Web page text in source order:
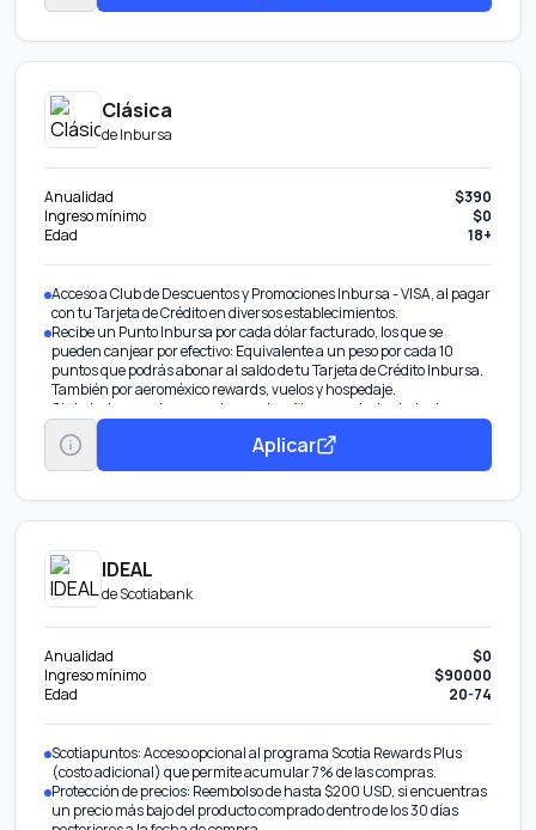
Clásica
deInbursa
Anualidad
$390
Ingreso mínimo
$0
Edad
18+
Acceso a Club de Descuentos y Promociones Inbursa - VISA, al pagar
con tu Tarjeta de Crédito en diversos establecimientos.
Recibe un Punto Inbursa por cada dólar facturado, los que se
pueden canjear por efectivo: Equivalente a un peso por cada 10
puntos que podrás abonar al saldo de tu Tarjeta de Crédito Inbursa.
También por aeroméxico rewards, vuelos y hospedaje.
Club de descuentos en restaurantes, fitness, entretenimiento y
tiendas departamentales.
Descuentos en tiendas Sanborns de la República Mexicana.
Aplicar
IDEAL
deScotiabank
Anualidad
$0
Ingreso mínimo
$90000
Edad
20-74
Scotiapuntos: Acceso opcional al programa Scotia Rewards Plus
(costo adicional) que permite acumular 7% de las compras.
Protección de precios: Reembolso de hasta $200 USD, si encuentras
un precio más bajo del producto comprado dentro de los 30 días